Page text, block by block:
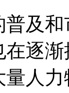
普及
逐
量人